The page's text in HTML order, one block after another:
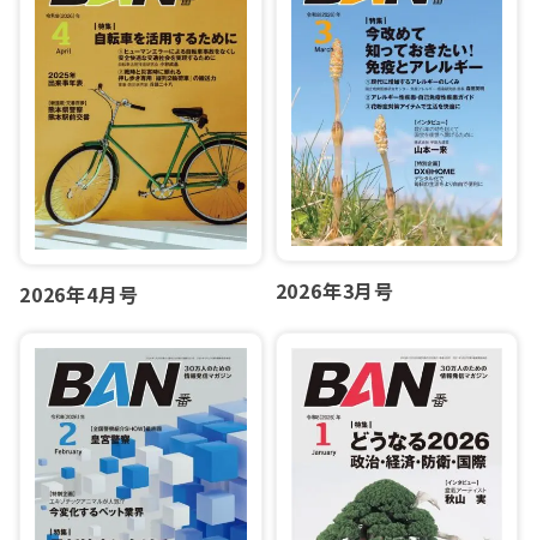
2026年4月号 2026年3月号